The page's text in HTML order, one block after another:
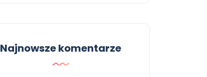
Najnowsze komentarze